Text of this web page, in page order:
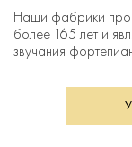
Наши фабрики
более 165 лет и
звучания